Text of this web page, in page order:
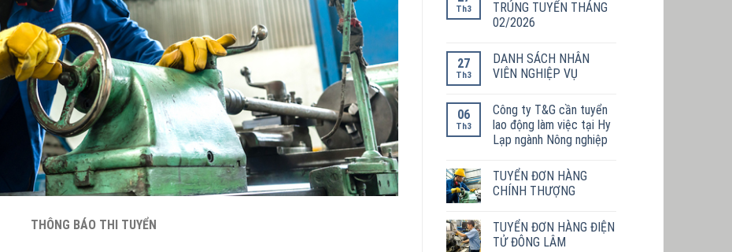
THÔNG BÁO THI TUYỂN
Th3
TRÚNG TUYỂN THÁNG
02/2026
27
Th3
DANH SÁCH NHÂN
VIÊN NGHIỆP VỤ
06
Th3
Công ty T&G cần tuyển
lao động làm việc tại Hy
Lạp ngành Nông nghiệp
TUYỂN ĐƠN HÀNG
CHÍNH THƯỢNG
TUYỂN ĐƠN HÀNG ĐIỆN
TỬ ĐÔNG LÂM